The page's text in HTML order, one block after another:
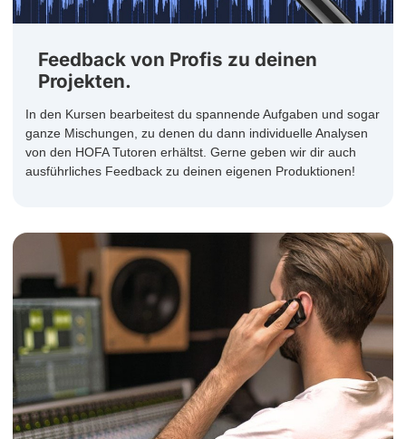
Feedback von Profis zu deinen
Projekten.
In den Kursen bearbeitest du spannende Aufgaben und sogar
ganze Mischungen, zu denen du dann individuelle Analysen
von den HOFA Tutoren erhältst. Gerne geben wir dir auch
ausführliches Feedback zu deinen eigenen Produktionen!